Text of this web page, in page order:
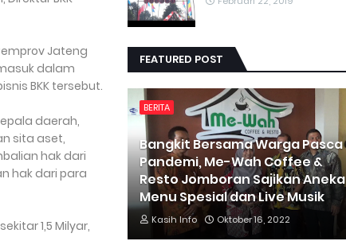
Jateng
dalam
BKK tersebut.
daerah,
sita aset,
hak dari
hak dari para
1,5 Milyar,
FEATURED POST
BERITA
Bangkit Bersama Warga Pasca
Pandemi, Me-Wah Coffee &
Resto Jomboran Sajikan Aneka
Menu Spesial dan Live Musik
Kasih Info Oktober 16, 2022